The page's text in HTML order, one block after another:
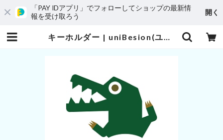
「PAY IDアプリ」でフォローしてショップの最新情
報を受け取ろう
開く
キーホルダー | uniBesion(ユニビジョン)